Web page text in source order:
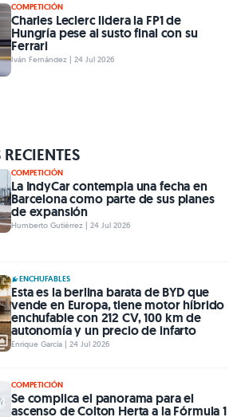
COMPETICIÓN
Charles Leclerc lidera la FP1 de
Hungría pese al susto final con su
Ferrari
Iván Fernández | 24 Jul 2026
COMPETICIÓN
La IndyCar contempla una fecha en
Barcelona como parte de sus planes
de expansión
Humberto Gutiérrez | 24 Jul 2026
ENCHUFABLES
Esta es la berlina barata de BYD que
vende en Europa, tiene motor híbrido
enchufable con 212 CV, 100 km de
autonomía y un precio de infarto
Enrique García | 24 Jul 2026
COMPETICIÓN
Se complica el panorama para el
ascenso de Colton Herta a la Fórmula 1